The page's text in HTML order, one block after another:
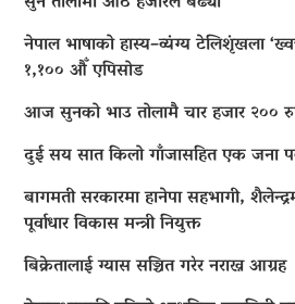
नेपाल भाषाको हास्य–व्यंग्य टेलिशृंखला
१,१०० औँ एपिसोड
आज सुनको भाउ तोलामै चार हजार २००
दुई सय सात किलो गाँजासहित एक जना
बागमती सरकारमा हानेपा सहभागी,
पूर्वाधार विकास मन्त्री नियुक्त
बिक्रेतालाई ग्यास सञ्चित गरेर नराख्न आग्रह